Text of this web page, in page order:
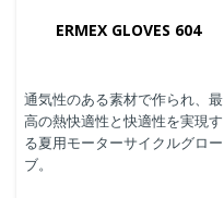
ERMEX GLOVES 604
通気性のある素材で作られ、最
高の熱快適性と快適性を実現す
る夏用モーターサイクルグロー
ブ。